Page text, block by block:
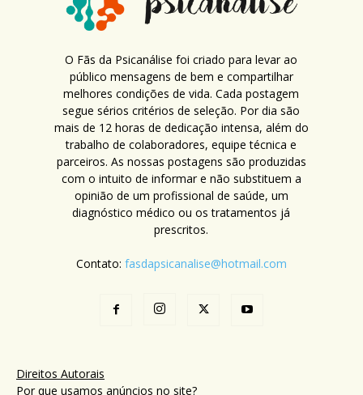
O Fãs da Psicanálise foi criado para levar ao
público mensagens de bem e compartilhar
melhores condições de vida. Cada postagem
segue sérios critérios de seleção. Por dia são
mais de 12 horas de dedicação intensa, além do
trabalho de colaboradores, equipe técnica e
parceiros. As nossas postagens são produzidas
com o intuito de informar e não substituem a
opinião de um profissional de saúde, um
diagnóstico médico ou os tratamentos já
prescritos.
Contato: fasdapsicanalise@hotmail.com
Direitos Autorais
Por que usamos anúncios no site?